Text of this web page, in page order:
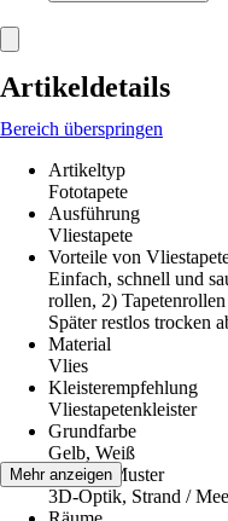
Artikeldetails
Bereich überspringen
Artikeltyp
Fototapete
Ausführung
Vliestapete
Vorteile von
Einfach, schnell und
rollen, 2)
Später restlos trocken
Material
Vlies
Kleisterempfehlung
Vliestapetenkleister
Grundfarbe
Gelb, Weiß
Dekor / Muster
3D-Optik, Strand /
Mehr anzeigen